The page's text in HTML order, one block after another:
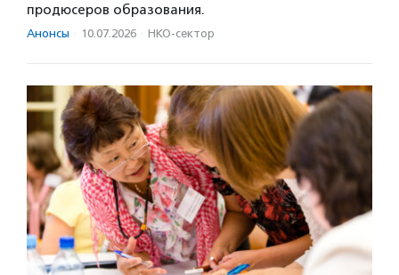
продюсеров образования.
Анонсы · 10.07.2026 · НКО-сектор